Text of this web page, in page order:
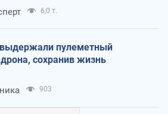
6,0 т.
выдержали пулеметный
сохранив жизнь
903